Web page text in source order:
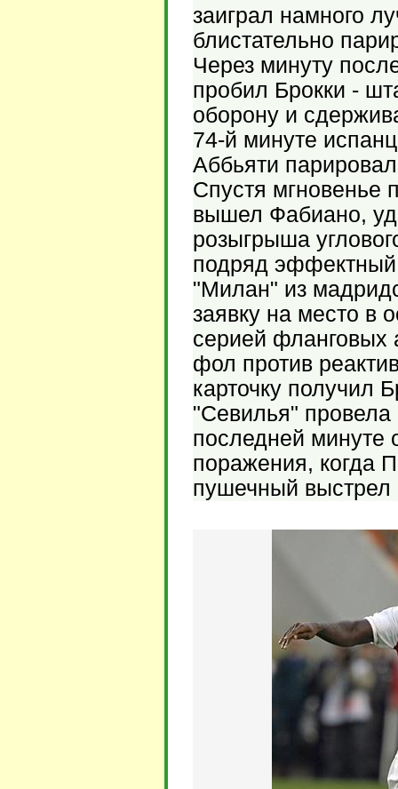
заиграл намного
блистательно
Через минуту
пробил Брокки -
оборону и
74-й минуте
Аббьяти
Спустя мгновенье
вышел Фабиано,
розыгрыша
подряд эффектный
"Милан" из
заявку на место в
серией фланговых
фол против
карточку получил
"Севилья" провела
последней минуте
поражения, когда
пушечный выстрел